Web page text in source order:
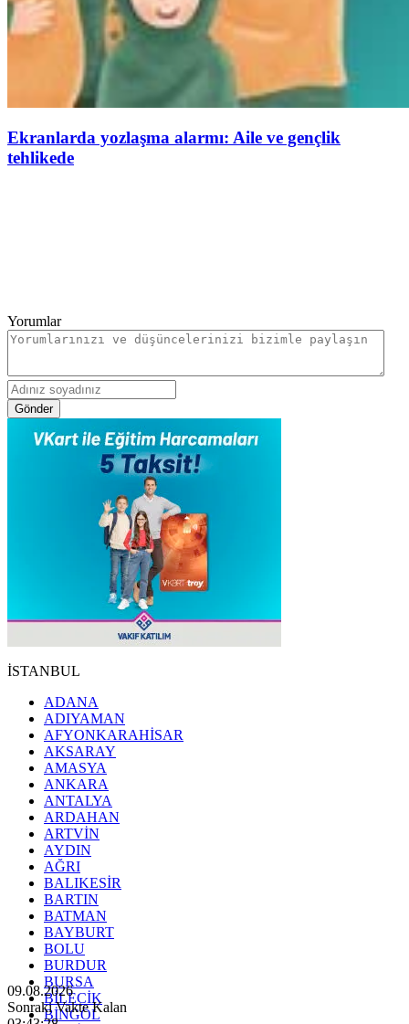
Ekranlarda yozlaşma alarmı: Aile ve gençlik
tehlikede
Yorumlar
Gönder
İSTANBUL
ADANA
ADIYAMAN
AFYONKARAHİSAR
AKSARAY
AMASYA
ANKARA
ANTALYA
ARDAHAN
ARTVİN
AYDIN
AĞRI
BALIKESİR
BARTIN
BATMAN
BAYBURT
BOLU
BURDUR
BURSA
BİLECİK
BİNGÖL
09.08.2026
Sonraki Vakte Kalan